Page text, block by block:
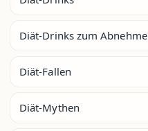
Diät-Drinks zum
Diät-Fallen
Diät-Mythen